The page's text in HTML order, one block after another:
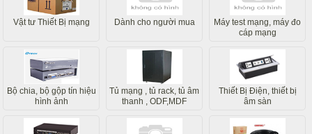
Vật tư Thiết Bị mạng Dành cho người mua
Máy test mạng, máy đo
cáp mạng
Bộ chia, bộ gộp tín hiệu
hình ảnh
Tủ mạng , tủ rack, tủ âm
thanh , ODF,MDF
Thiết Bị Điện, thiết bị
âm sàn